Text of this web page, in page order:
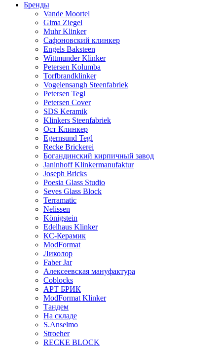
Бренды
Vande Moortel
Gima Ziegel
Muhr Klinker
Сафоновский клинкер
Engels Baksteen
Wittmunder Klinker
Petersen Kolumba
Torfbrandklinker
Vogelensangh Steenfabriek
Petersen Tegl
Petersen Cover
SDS Keramik
Klinkers Steenfabriek
Ост Клинкер
Egernsund Tegl
Recke Brickerei
Богандинский кирпичный завод
Janinhoff Klinkermanufaktur
Joseph Bricks
Poesia Glass Studio
Seves Glass Block
Terramatic
Nelissen
Königstein
Edelhaus Klinker
КС-Керамик
ModFormat
Ликолор
Faber Jar
Алексеевская мануфактура
Coblocks
АРТ БРИК
ModFormat Klinker
Тандем
На складе
S.Anselmo
Stroeher
RECKE BLOCK